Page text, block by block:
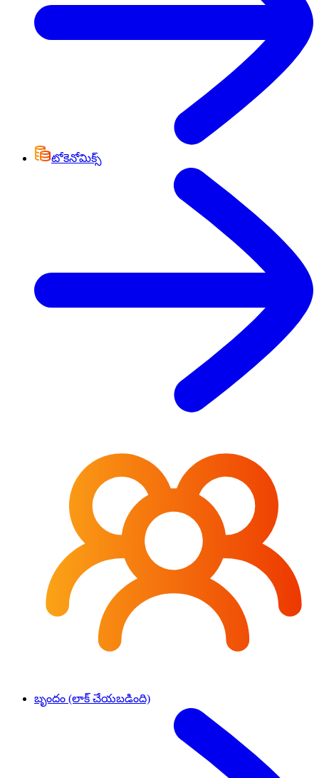
టోకెనోమిక్స్
బృందం (లాక్ చేయబడింది)